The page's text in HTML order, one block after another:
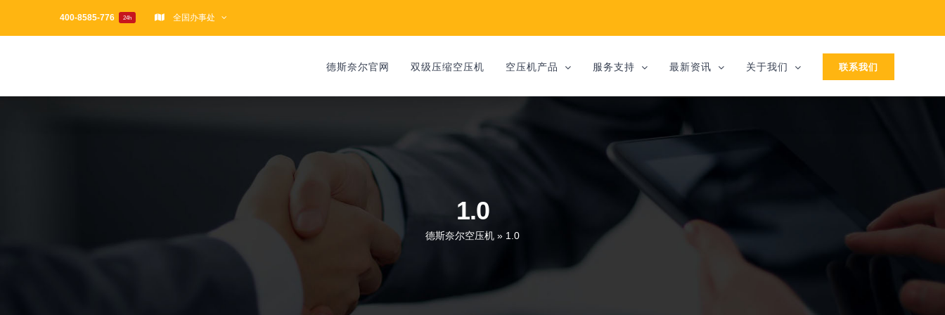
400-8585-776 24h 全国办事处
德斯奈尔官网 双级压缩空压机 空压机产品 服务支持 最新资讯 关于我们 联系我们
1.0
德斯奈尔空压机 » 1.0